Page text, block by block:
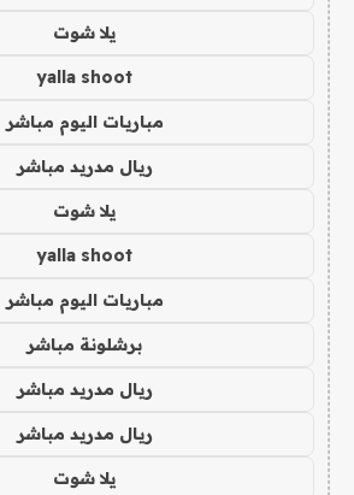
يلا شوت
yalla shoot
مباريات اليوم مباشر
ريال مدريد مباشر
يلا شوت
yalla shoot
مباريات اليوم مباشر
برشلونة مباشر
ريال مدريد مباشر
ريال مدريد مباشر
يلا شوت